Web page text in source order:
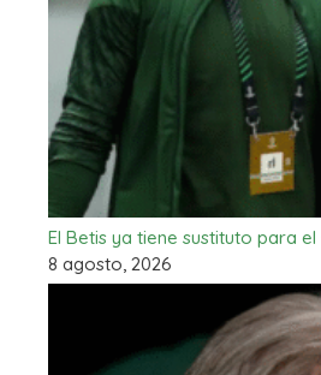
El Betis ya tiene sustituto para el
8 agosto, 2026